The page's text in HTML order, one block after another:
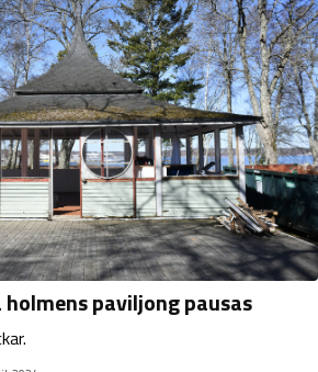
paviljong pausas